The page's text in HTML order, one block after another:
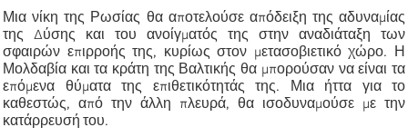
Μια νίκη της Ρωσίας θα αποτελούσε απόδειξη της αδυναμίας
της Δύσης και του ανοίγματός της στην αναδιάταξη των
σφαιρών επιρροής της, κυρίως στον μετασοβιετικό χώρο. Η
Μολδαβία και τα κράτη της Βαλτικής θα μπορούσαν να είναι τα
επόμενα θύματα της επιθετικότητάς της. Μια ήττα για το
καθεστώς, από την άλλη πλευρά, θα ισοδυναμούσε με την
κατάρρευσή του.